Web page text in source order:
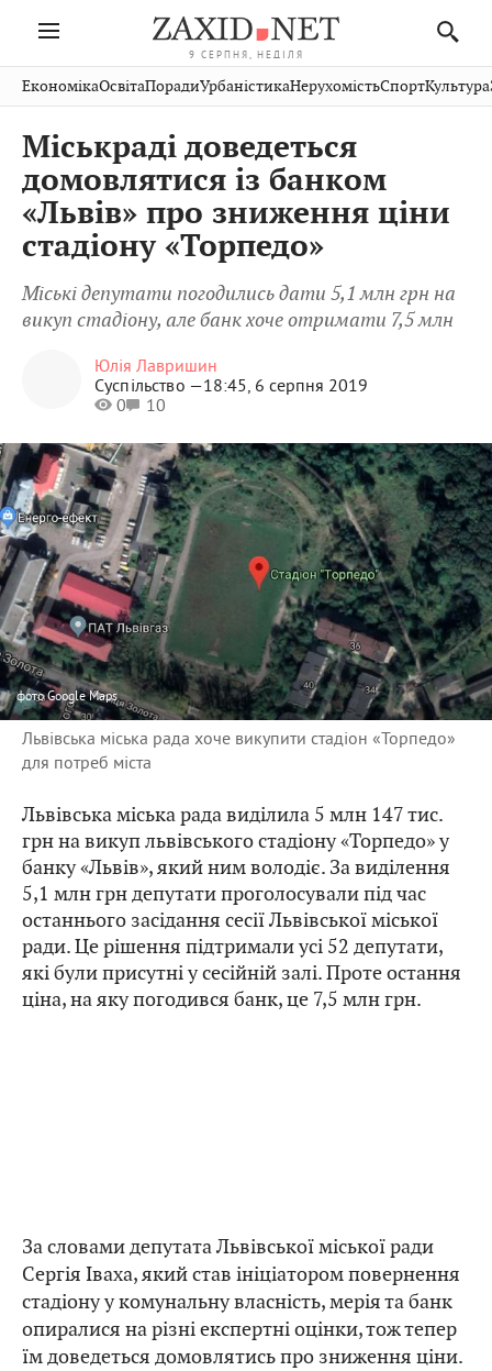
9 СЕРПНЯ, НЕДІЛЯ
Івано-
Франківськ
Волинь
Закарпаття
Рівне
Чернівці
Шептицький
Стрий
Хмельницький
Публікації
Авто СловкоКультура
Кіно Дім Спорт
ФотоОсвітаНерухомість
Домашні
тварини
ЕкономікаОсвітаПорадиУрбаністикаНерухомістьСпортКультура
Міськраді доведеться
домовлятися із банком
«Львів» про зниження ціни
стадіону «Торпедо»
Міські депутати погодились дати 5,1 млн грн на
викуп стадіону, але банк хоче отримати 7,5 млн
Юлія Лавришин
Суспільство —18:45, 6 серпня 2019
0
10
фотоGoogle Maps
Львівська міська рада хоче викупити стадіон «Торпедо»
для потреб міста
Львівська міська рада виділила 5 млн 147 тис.
грн на викуп львівського стадіону «Торпедо» у
банку «Львів», який ним володіє. За виділення
5,1 млн грн депутати проголосували під час
останнього засідання сесії Львівської міської
ради. Це рішення підтримали усі 52 депутати,
які були присутні у сесійній залі. Проте остання
ціна, на яку погодився банк, це 7,5 млн грн.
За словами депутата Львівської міської ради
Сергія Іваха, який став ініціатором повернення
стадіону у комунальну власність, мерія та банк
опиралися на різні експертні оцінки, тож тепер
їм доведеться домовлятись про зниження ціни.